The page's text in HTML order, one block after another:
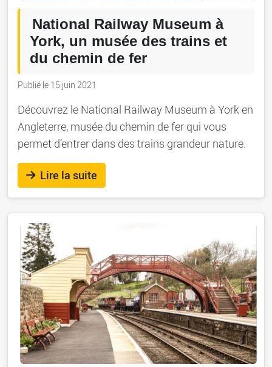
National Railway Museum à
York, un musée des trains et
du chemin de fer
Publié le 15 juin 2021
Découvrez le National Railway Museum à York en
Angleterre, musée du chemin de fer qui vous
permet d’entrer dans des trains grandeur nature.
Lire la suite